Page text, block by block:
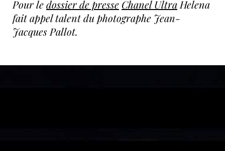
Pour ledossier de presse Chanel Ultra Helena
fait appel talent du photographe Jean-
Jacques Pallot.